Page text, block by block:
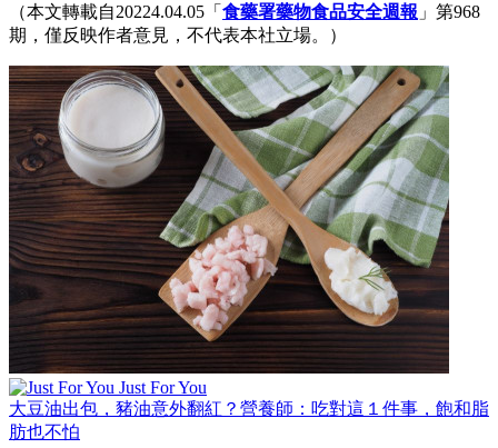
（本文轉載自20224.04.05「 食藥署藥物食品安全週報 」第968
期，僅反映作者意見，不代表本社立場。）
Just For You
大豆油出包，豬油意外翻紅？營養師：吃對這１件事，飽和脂
肪也不怕